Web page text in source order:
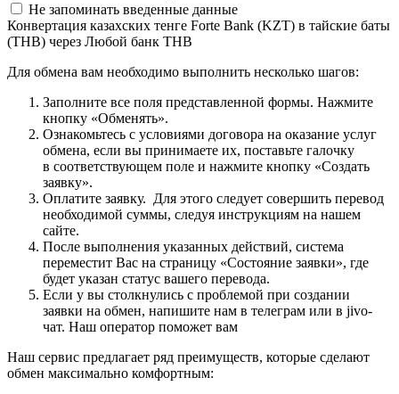
Не запоминать введенные данные
Конвертация казахских тенге Forte Bank (KZT) в тайские баты
(THB) через Любой банк THB
Для обмена вам необходимо выполнить несколько шагов:
Заполните все поля представленной формы. Нажмите
кнопку «Обменять».
Ознакомьтесь с условиями договора на оказание услуг
обмена, если вы принимаете их, поставьте галочку
в соответствующем поле и нажмите кнопку «Создать
заявку».
Оплатите заявку. Для этого следует совершить перевод
необходимой суммы, следуя инструкциям на нашем
сайте.
После выполнения указанных действий, система
переместит Вас на страницу «Состояние заявки», где
будет указан статус вашего перевода.
Если у вы столкнулись с проблемой при создании
заявки на обмен, напишите нам в телеграм или в jivo-
чат. Наш оператор поможет вам
Наш сервис предлагает ряд преимуществ, которые сделают
обмен максимально комфортным: